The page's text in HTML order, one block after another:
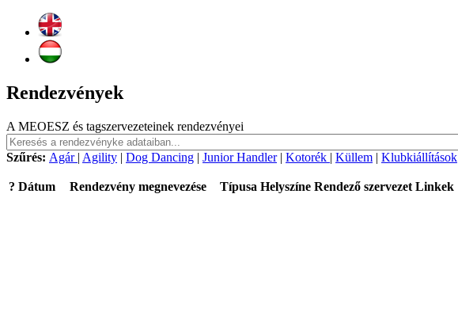
Rendezvények
A MEOESZ és tagszervezeteinek rendezvényei
Szűrés: Agár | Agility | Dog Dancing | Junior Handler| Kotorék | Küllem | Klubkiállítások
? Dátum Rendezvény megnevezése Típusa Helyszíne Rendező szervezet Linkek